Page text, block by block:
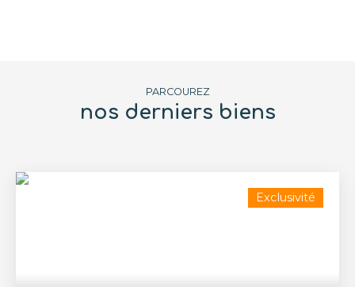
PARCOUREZ
nos derniers biens
Exclusivité